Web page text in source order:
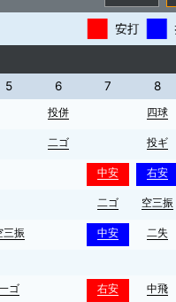
5 6 7 8
投併 四球
二ゴ 投ギ
中安 右安
二ゴ 空三振
三振 中安 二失
ゴ 右安 中飛